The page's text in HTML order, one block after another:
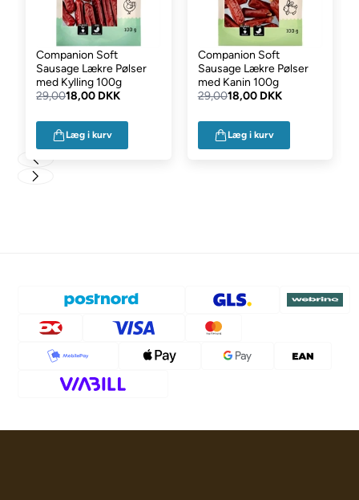
Companion Soft
Sausage Lækre Pølser
med Kylling 100g
29,0018,00 DKK
Læg i kurv
Companion Soft
Sausage Lækre Pølser
med Kanin 100g
29,0018,00 DKK
Læg i kurv